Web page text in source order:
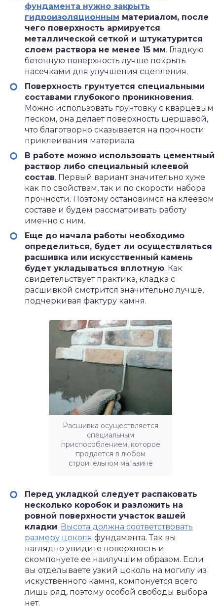
фундамента нужно закрыть
гидроизоляционным материалом, после
чего поверхность армируется
металлической сеткой и штукатурится
слоем раствора не менее 15 мм. Гладкую
бетонную поверхность лучше покрыть
насечками для улучшения сцепления.
Поверхность грунтуется специальными
составами глубокого проникновения.
Можно использовать грунтовку с кварцевым
песком, она делает поверхность шершавой,
что благотворно сказывается на прочности
приклеивания материала.
В работе можно использовать цементный
раствор либо специальный клеевой
состав. Первый вариант значительно хуже
как по свойствам, так и по скорости набора
прочности. Поэтому остановимся на клеевом
составе и будем рассматривать работу
именно с ним.
Еще до начала работы необходимо
определиться, будет ли осуществляться
расшивка или искусственный камень
будет укладываться вплотную. Как
свидетельствует практика, кладка с
расшивкой смотрится значительно лучше,
подчеркивая фактуру камня.
Расшивка осуществляется
специальным
приспособлением, которое
продается в любом
строительном магазине
Перед укладкой следует распаковать
несколько коробок и разложить на
ровной поверхности участок вашей
кладки. Высота должна соответствовать
размеру цоколя фундамента. Так вы
наглядно увидите поверхность и
скомпонуете ее наилучшим образом. Если
вы отделываете узкий цоколь на могилу из
искуственного камня, компонуется всего
лишь ряд, поэтому особой свободы выбора
нет.